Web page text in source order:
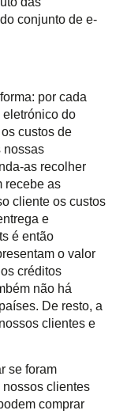
conjunto de e-
por cada
eletrónico do
custos de
nossas
as recolher
recebe as
cliente os custos
e
é então
o valor
créditos
não há
De resto, a
clientes e
se foram
clientes
comprar